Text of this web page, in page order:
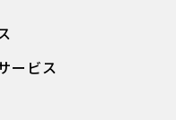
ービス